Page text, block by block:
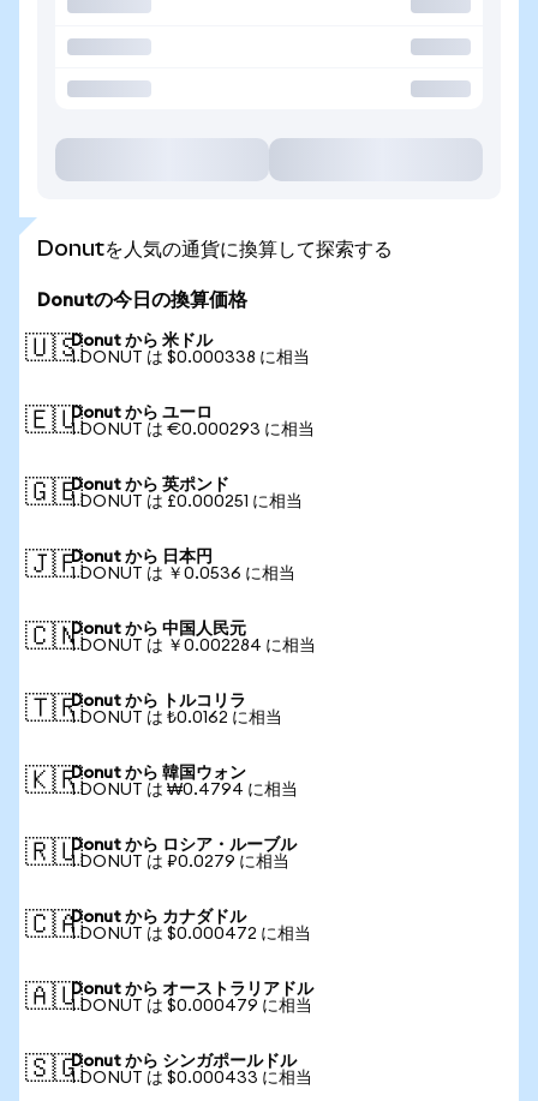
Donutを人気の通貨に換算して探索する
Donutの今日の換算価格
🇺🇸Donut から 米ドル
1 DONUT は $0.000338 に相当
🇪🇺Donut から ユーロ
1 DONUT は €0.000293 に相当
🇬🇧Donut から 英ポンド
1 DONUT は £0.000251 に相当
🇯🇵Donut から 日本円
1 DONUT は ￥0.0536 に相当
🇨🇳Donut から 中国人民元
1 DONUT は ￥0.002284 に相当
🇹🇷Donut から トルコリラ
1 DONUT は ₺0.0162 に相当
🇰🇷Donut から 韓国ウォン
1 DONUT は ₩0.4794 に相当
🇷🇺Donut から ロシア・ルーブル
1 DONUT は ₽0.0279 に相当
🇨🇦Donut から カナダドル
1 DONUT は $0.000472 に相当
🇦🇺Donut から オーストラリアドル
1 DONUT は $0.000479 に相当
🇸🇬Donut から シンガポールドル
1 DONUT は $0.000433 に相当